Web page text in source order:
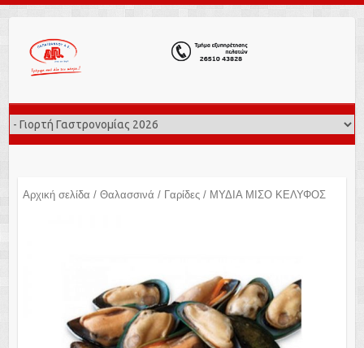
Αρχική σελίδα / Θαλασσινά / Γαρίδες/ ΜΥΔΙΑ ΜΙΣΟ ΚΕΛΥΦΟΣ